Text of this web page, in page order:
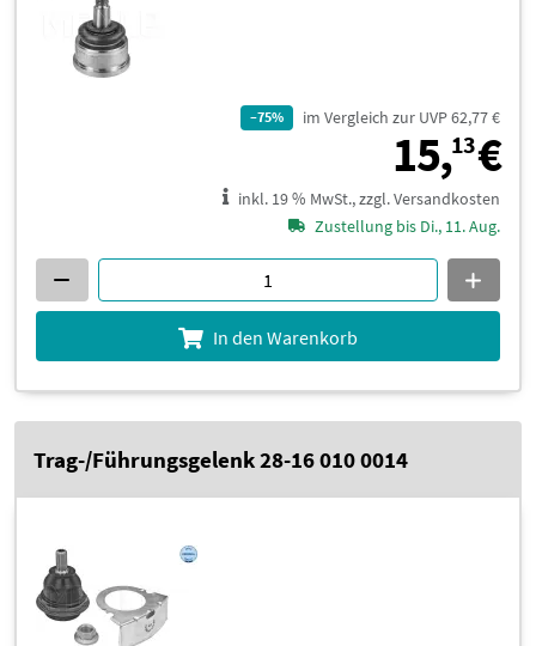
–75% im Vergleich zur UVP 62,77 €
15,13€
inkl. 19 % MwSt., zzgl. Versandkosten
Zustellung bis Di., 11. Aug.
In den Warenkorb
Trag-/Führungsgelenk 28-16 010 0014